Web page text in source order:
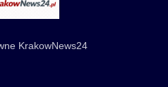
KrakowNews24